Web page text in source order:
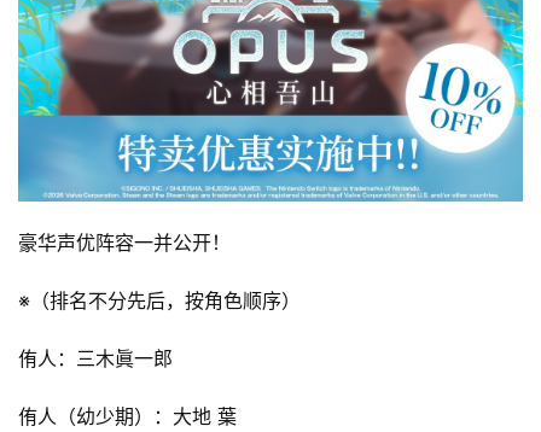
豪华声优阵容一并公开！
※（排名不分先后，按角色顺序）
侑人：三木眞一郎
侑人（幼少期）：大地 葉